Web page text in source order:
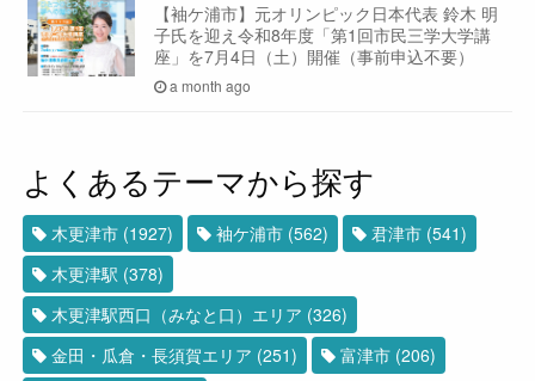
【袖ケ浦市】元オリンピック日本代表 鈴木 明
子氏を迎え令和8年度「第1回市民三学大学講
座」を7月4日（土）開催（事前申込不要）
a month ago
よくあるテーマから探す
木更津市 (1927) 袖ケ浦市 (562) 君津市 (541)
木更津駅 (378)
木更津駅西口（みなと口）エリア (326)
金田・瓜倉・長須賀エリア (251) 富津市 (206)